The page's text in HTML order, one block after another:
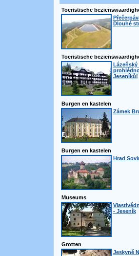
Toeristische
Dlouhé
Toeristische
Jeseníků!
Burgen en kastelen
Zámek
Burgen en kastelen
Hrad
Museums
- Jeseník
Grotten
Jeskyně